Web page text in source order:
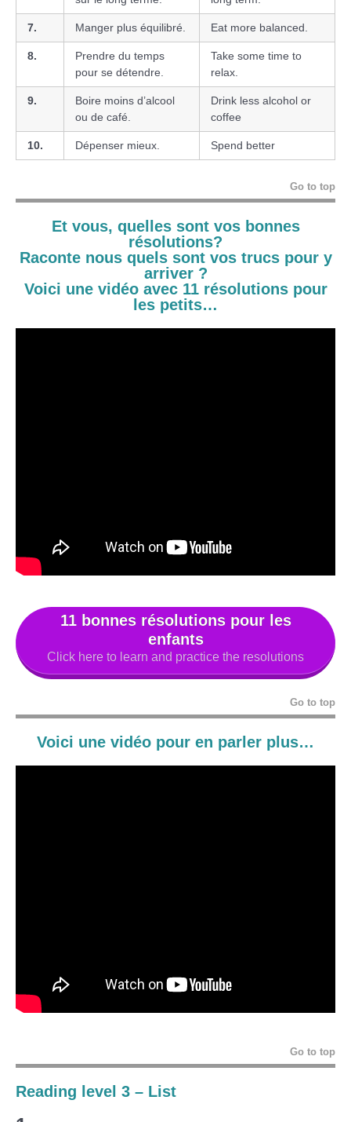
7. Manger plus équilibré. Eat more balanced.
8.
Prendre du temps
pour se détendre.
Take some time to
relax.
9.
Boire moins d’alcool
ou de café.
Drink less alcohol or
coffee
10. Dépenser mieux. Spend better
Go to top
Et vous, quelles sont vos bonnes
résolutions?
Raconte nous quels sont vos trucs pour y
arriver ?
Voici une vidéo avec 11 résolutions pour
les petits…
11 bonnes résolutions pour les
enfants
Click here to learn and practice the resolutions
Go to top
Voici une vidéo pour en parler plus…
Go to top
Reading level 3 – List